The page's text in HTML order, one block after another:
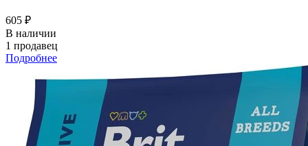
605 ₽
В наличии
1 продавец
Подробнее